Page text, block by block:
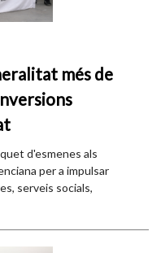
més de
d'esmenes als
per a impulsar
serveis socials,